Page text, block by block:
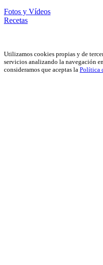
Fotos y Vídeos
Recetas
Utilizamos cookies propias y de
servicios analizando la navegación
consideramos que aceptas la Política